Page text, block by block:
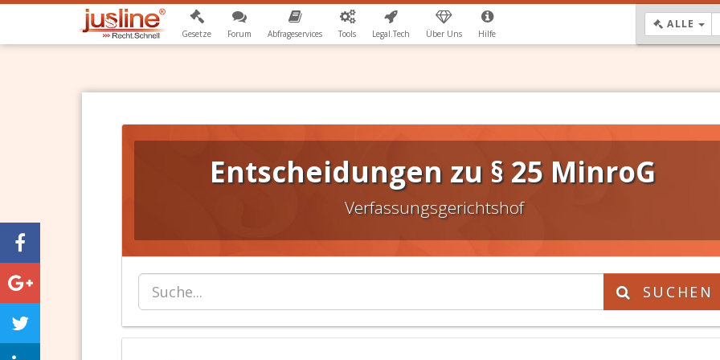
Gesetze Forum Abfrageservices Tools Legal.Tech Über Uns Hilfe
ALLE
Entscheidungen zu § 25 MinroG
Verfassungsgerichtshof
SUCHEN